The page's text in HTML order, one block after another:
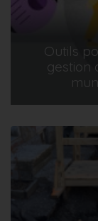
Outils
gestion